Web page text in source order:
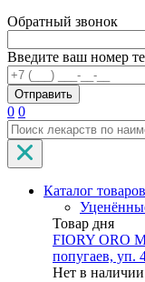
Обратный звонок
Введите ваш номер
0 0
Каталог товаров
Товар дня
FIORY ORO
попугаев, уп.
Нет в наличии